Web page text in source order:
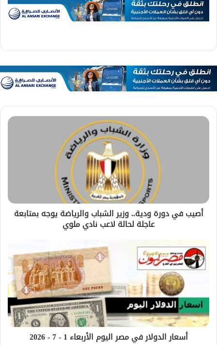
أصيب في دورة ودية.. وزير الشباب والرياضة يوجه بمتابعة
عاجلة لحالة لاعب نادي ملوي
أسعار الدولار في مصر اليوم الأربعاء 1 - 7 - 2026